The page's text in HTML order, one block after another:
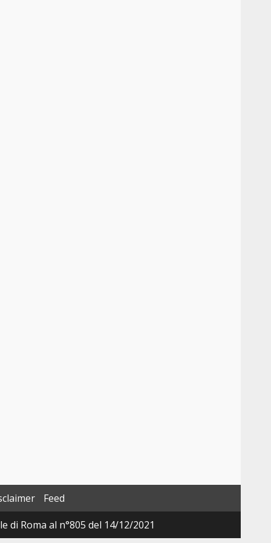
Feed
Roma al n°805 del 14/12/2021